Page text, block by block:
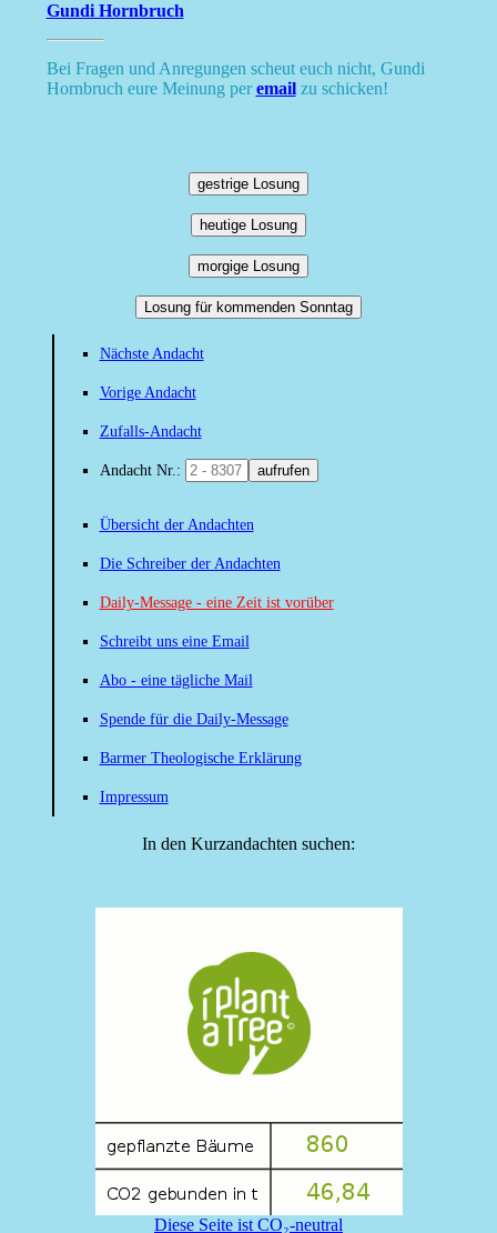
Gundi Hornbruch
Bei Fragen und Anregungen scheut euch nicht, Gundi
Hornbruch eure Meinung peremailzu schicken!
gestrige Losung
heutige Losung
morgige Losung
Losung für kommenden Sonntag
Nächste Andacht
Vorige Andacht
Zufalls-Andacht
Andacht Nr.: aufrufen
Übersicht der Andachten
Die Schreiber der Andachten
Daily-Message - eine Zeit ist vorüber
Schreibt uns eine Email
Abo - eine tägliche Mail
Spende für die Daily-Message
Barmer Theologische Erklärung
Impressum
In den Kurzandachten suchen:
Diese Seite ist CO₂-neutral